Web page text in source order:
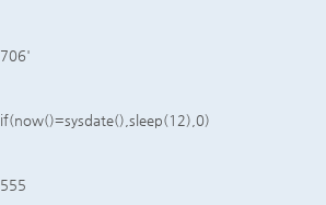
706'
if(now()=sysdate(),sleep(12),0)
555